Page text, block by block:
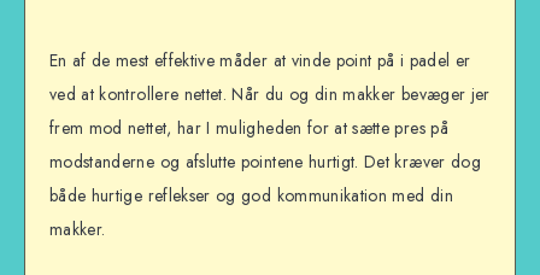
En af de mest effektive måder at vinde point på i padel er
ved at kontrollere nettet. Når du og din makker bevæger jer
frem mod nettet, har I muligheden for at sætte pres på
modstanderne og afslutte pointene hurtigt. Det kræver dog
både hurtige reflekser og god kommunikation med din
makker.